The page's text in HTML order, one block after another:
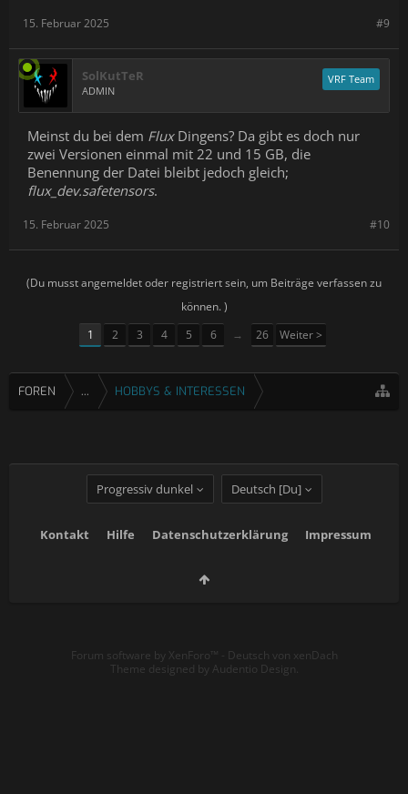
"C:\Users\Admin\Desktop\ComfyUI_windows_portable\ComfyUI\n
comfy.sd.load_checkpoint_guess_config(ckpt_path,
output_vae=True, output_clip=True,
embedding_directory=folder_paths.get_folder_paths("embedding
s"))
File
"C:\Users\Admin\Desktop\ComfyUI_windows_portable\ComfyUI\c
RuntimeError("ERROR: Could not detect model type of:
{}".format(ckpt_path))
#9
15. Februar 2025
SolKutTeR
ADMIN
VRF Team
Meinst du bei dem Flux Dingens? Da gibt es doch nur
zwei Versionen einmal mit 22 und 15 GB, die
Benennung der Datei bleibt jedoch gleich;
flux_dev.safetensors.
#10
15. Februar 2025
(Du musst angemeldet oder registriert sein, um Beiträge verfassen zu
können. )
1
2 3 4 5 6 → 26 Weiter >
FOREN ... HOBBYS & INTERESSEN
Progressiv dunkel Deutsch [Du]
Kontakt Hilfe Datenschutzerklärung Impressum
Forum software by XenForo™ - Deutsch von xenDach
Theme designed by Audentio Design.